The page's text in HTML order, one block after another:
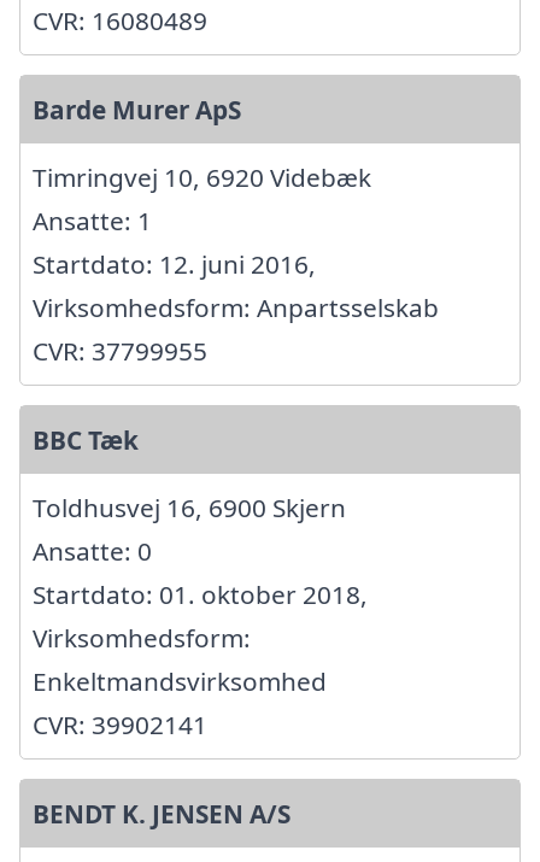
CVR: 16080489
Barde Murer ApS
Timringvej 10, 6920 Videbæk
Ansatte: 1
Startdato: 12. juni 2016,
Virksomhedsform: Anpartsselskab
CVR: 37799955
BBC Tæk
Toldhusvej 16, 6900 Skjern
Ansatte: 0
Startdato: 01. oktober 2018,
Virksomhedsform:
Enkeltmandsvirksomhed
CVR: 39902141
BENDT K. JENSEN A/S